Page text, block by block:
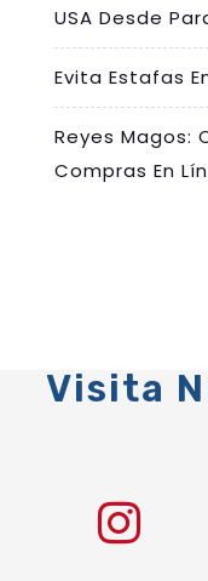
USA Desde
Evita Estafas
Reyes Magos:
Compras En
Visita